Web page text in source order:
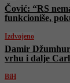
Čović: “RS
funkcioniše,
Izdvojeno
Damir
vrhu i dalje
BiH